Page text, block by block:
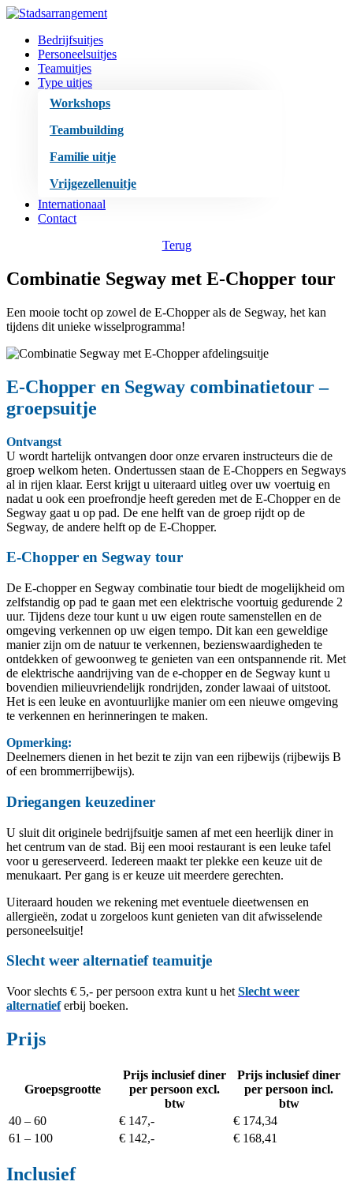
Bedrijfsuitjes
Personeelsuitjes
Teamuitjes
Type uitjes
Workshops
Teambuilding
Familie uitje
Vrijgezellenuitje
Internationaal
Contact
Terug
Combinatie Segway met E-Chopper tour
Een mooie tocht op zowel de E-Chopper als de Segway, het kan
tijdens dit unieke wisselprogramma!
E-Chopper en Segway combinatietour –
groepsuitje
Ontvangst
U wordt hartelijk ontvangen door onze ervaren instructeurs die de
groep welkom heten. Ondertussen staan de E-Choppers en Segways
al in rijen klaar. Eerst krijgt u uiteraard uitleg over uw voertuig en
nadat u ook een proefrondje heeft gereden met de E-Chopper en de
Segway gaat u op pad. De ene helft van de groep rijdt op de
Segway, de andere helft op de E-Chopper.
E-Chopper en Segway tour
De E-chopper en Segway combinatie tour biedt de mogelijkheid om
zelfstandig op pad te gaan met een elektrische voortuig gedurende 2
uur. Tijdens deze tour kunt u uw eigen route samenstellen en de
omgeving verkennen op uw eigen tempo. Dit kan een geweldige
manier zijn om de natuur te verkennen, bezienswaardigheden te
ontdekken of gewoonweg te genieten van een ontspannende rit. Met
de elektrische aandrijving van de e-chopper en de Segway kunt u
bovendien milieuvriendelijk rondrijden, zonder lawaai of uitstoot.
Het is een leuke en avontuurlijke manier om een nieuwe omgeving
te verkennen en herinneringen te maken.
Opmerking:
Deelnemers dienen in het bezit te zijn van een rijbewijs (rijbewijs B
of een brommerrijbewijs).
Driegangen keuzediner
U sluit dit originele bedrijfsuitje samen af met een heerlijk diner in
het centrum van de stad. Bij een mooi restaurant is een leuke tafel
voor u gereserveerd. Iedereen maakt ter plekke een keuze uit de
menukaart. Per gang is er keuze uit meerdere gerechten.
Uiteraard houden we rekening met eventuele dieetwensen en
allergieën, zodat u zorgeloos kunt genieten van dit afwisselende
personeelsuitje!
Slecht weer alternatief teamuitje
Voor slechts € 5,- per persoon extra kunt u het Slecht weer
alternatief erbij boeken.
Prijs
Groepsgrootte
Prijs inclusief diner
per persoon excl.
btw
Prijs inclusief diner
per persoon incl.
btw
40 – 60
€ 147,-
€ 174,34
61 – 100
€ 142,- € 168,41
Inclusief